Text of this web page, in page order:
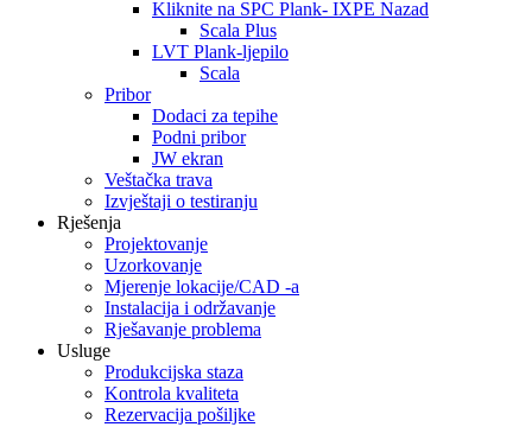
Kliknite na SPC Plank- IXPE Nazad
Scala Plus
LVT Plank-ljepilo
Scala
Pribor
Dodaci za tepihe
Podni pribor
JW ekran
Veštačka trava
Izvještaji o testiranju
Rješenja
Projektovanje
Uzorkovanje
Mjerenje lokacije/CAD -a
Instalacija i održavanje
Rješavanje problema
Usluge
Produkcijska staza
Kontrola kvaliteta
Rezervacija pošiljke